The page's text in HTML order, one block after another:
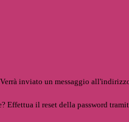
Verrà inviato un messaggio
Effettua il reset della password